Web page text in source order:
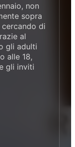
non
sopra
di
al
gli adulti
alle 18,
gli inviti